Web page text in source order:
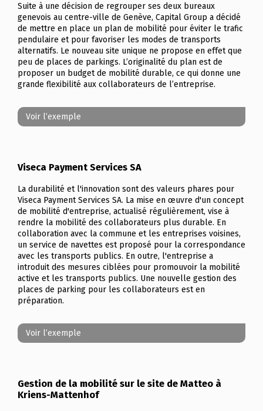
Suite à une décision de regrouper ses deux bureaux
genevois au centre-ville de Genève, Capital Group a décidé
de mettre en place un plan de mobilité pour éviter le trafic
pendulaire et pour favoriser les modes de transports
alternatifs. Le nouveau site unique ne propose en effet que
peu de places de parkings. L’originalité du plan est de
proposer un budget de mobilité durable, ce qui donne une
grande flexibilité aux collaborateurs de l’entreprise.
Voir l’exemple
Viseca Payment Services SA
La durabilité et l'innovation sont des valeurs phares pour
Viseca Payment Services SA. La mise en œuvre d'un concept
de mobilité d'entreprise, actualisé régulièrement, vise à
rendre la mobilité des collaborateurs plus durable. En
collaboration avec la commune et les entreprises voisines,
un service de navettes est proposé pour la correspondance
avec les transports publics. En outre, l'entreprise a
introduit des mesures ciblées pour promouvoir la mobilité
active et les transports publics. Une nouvelle gestion des
places de parking pour les collaborateurs est en
préparation.
Voir l’exemple
Gestion de la mobilité sur le site de Matteo à
Kriens-Mattenhof